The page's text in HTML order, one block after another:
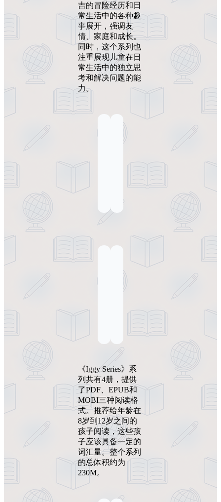
吉的冒险经历和日
常生活中的各种趣
事展开，强调友
情、家庭和成长。
同时，这个系列也
注重展现儿童在日
常生活中的独立思
考和解决问题的能
力。
《Iggy Series》系
列共有4册，提供
了PDF、EPUB和
MOBI三种阅读格
式。推荐给年龄在
8岁到12岁之间的
孩子阅读，这些孩
子应该具备一定的
词汇量。整个系列
的总体积约为
230M。